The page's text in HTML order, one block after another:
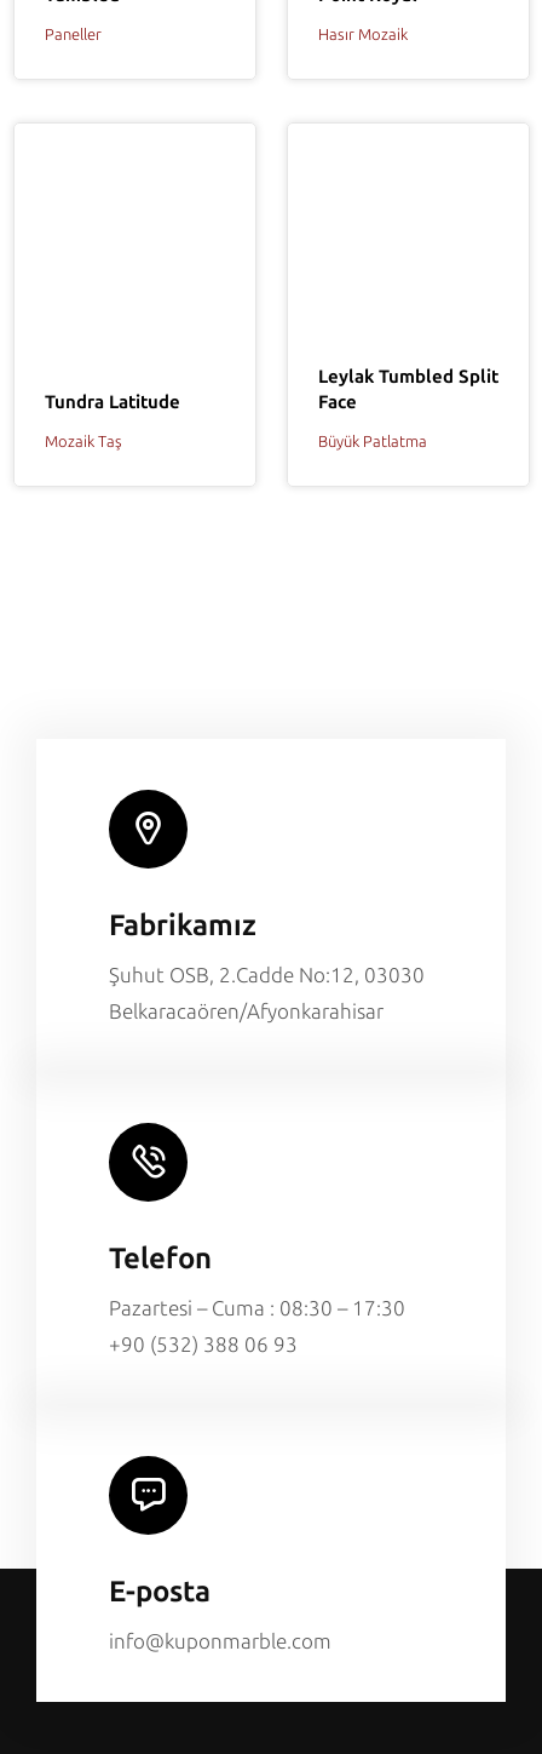
Paneller Hasır Mozaik
Tundra Latitude
Mozaik Taş
Leylak Tumbled Split
Face
Büyük Patlatma
Fabrikamız
Şuhut OSB, 2.Cadde No:12, 03030
Belkaracaören/Afyonkarahisar
Telefon
Pazartesi – Cuma : 08:30 – 17:30
+90 (532) 388 06 93
E-posta
info@kuponmarble.com